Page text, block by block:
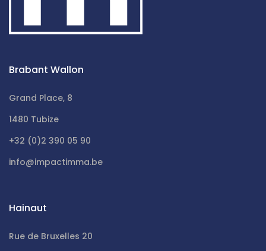
Brabant Wallon
Grand Place, 8
1480 Tubize
+32 (0)2 390 05 90
info@impactimma.be
Hainaut
Rue de Bruxelles 20